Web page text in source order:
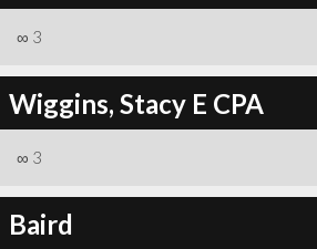
∞ 3
Wiggins, Stacy E CPA
∞ 3
Baird